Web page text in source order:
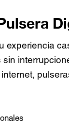
experiencia
sin